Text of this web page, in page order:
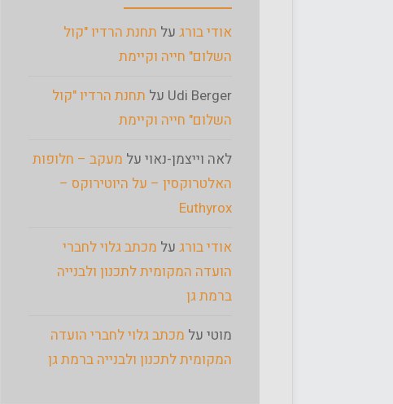
אודי בורג על תחנת הרדיו "קול
השלום" חייה וקיימת
Udi Berger על תחנת הרדיו "קול
השלום" חייה וקיימת
לאה וייצמן-נאוי על מעקב – חלופות
האלטרוקסין – על היוטירוקס –
Euthyrox
אודי בורג על מכתב גלוי לחברי
הועדה המקומית לתכנון ולבנייה
ברמת גן
מוטי על מכתב גלוי לחברי הועדה
המקומית לתכנון ולבנייה ברמת גן